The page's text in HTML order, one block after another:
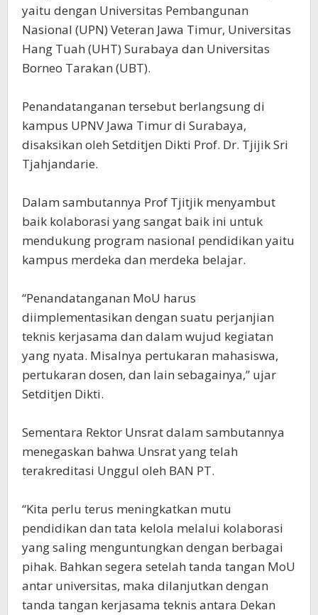
yaitu dengan Universitas Pembangunan
Nasional (UPN) Veteran Jawa Timur, Universitas
Hang Tuah (UHT) Surabaya dan Universitas
Borneo Tarakan (UBT).
Penandatanganan tersebut berlangsung di
kampus UPNV Jawa Timur di Surabaya,
disaksikan oleh Setditjen Dikti Prof. Dr. Tjijik Sri
Tjahjandarie.
Dalam sambutannya Prof Tjitjik menyambut
baik kolaborasi yang sangat baik ini untuk
mendukung program nasional pendidikan yaitu
kampus merdeka dan merdeka belajar.
“Penandatanganan MoU harus
diimplementasikan dengan suatu perjanjian
teknis kerjasama dan dalam wujud kegiatan
yang nyata. Misalnya pertukaran mahasiswa,
pertukaran dosen, dan lain sebagainya,” ujar
Setditjen Dikti.
Sementara Rektor Unsrat dalam sambutannya
menegaskan bahwa Unsrat yang telah
terakreditasi Unggul oleh BAN PT.
“Kita perlu terus meningkatkan mutu
pendidikan dan tata kelola melalui kolaborasi
yang saling menguntungkan dengan berbagai
pihak. Bahkan segera setelah tanda tangan MoU
antar universitas, maka dilanjutkan dengan
tanda tangan kerjasama teknis antara Dekan